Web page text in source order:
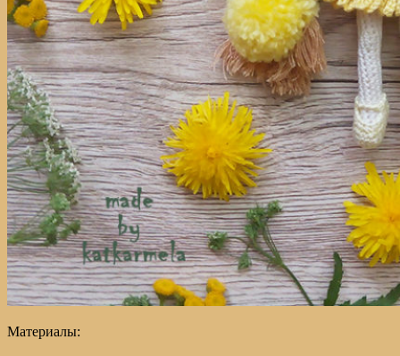
Материалы: